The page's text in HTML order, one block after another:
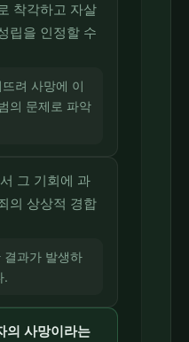
착각하고 자살
립을 인정할 수
려 사망에 이
의 문제로 파악
그 기회에 과
의 상상적 경합
결과가 발생하
.
의 사망이라는